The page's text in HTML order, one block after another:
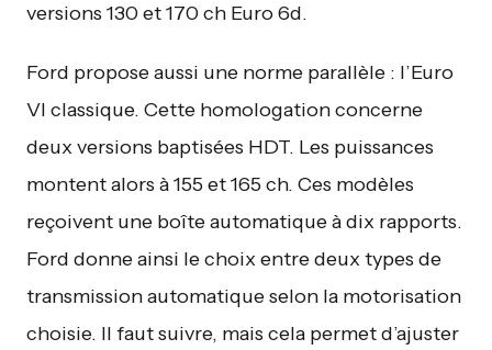
versions 130 et 170 ch Euro 6d.
Ford propose aussi une norme parallèle : l’Euro
VI classique. Cette homologation concerne
deux versions baptisées HDT. Les puissances
montent alors à 155 et 165 ch. Ces modèles
reçoivent une boîte automatique à dix rapports.
Ford donne ainsi le choix entre deux types de
transmission automatique selon la motorisation
choisie. Il faut suivre, mais cela permet d’ajuster